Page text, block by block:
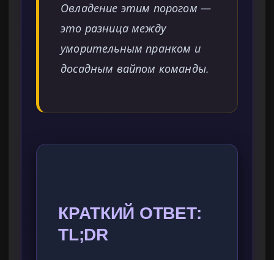
Овладение этим порогом —
это разница между
уморительным пранком и
досадным вайпом команды.
КРАТКИЙ ОТВЕТ:
TL;DR